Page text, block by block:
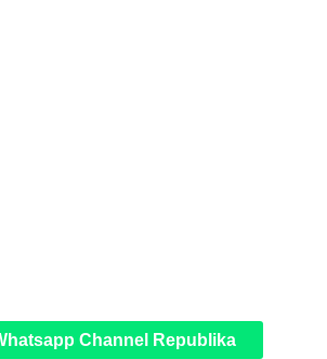
Channel Republika